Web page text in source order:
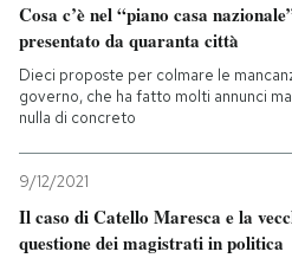
Cosa c’è nel “piano casa
presentato da quaranta città
Dieci proposte per colmare le
governo, che ha fatto molti annunci
nulla di concreto
9/12/2021
Il caso di Catello Maresca e la
questione dei magistrati in politica